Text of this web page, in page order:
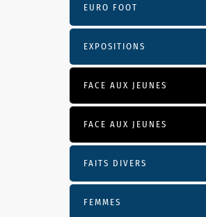
EURO FOOT
EXPOSITIONS
FACE AUX JEUNES
FACE AUX JEUNES
FAITS DIVERS
FEMMES